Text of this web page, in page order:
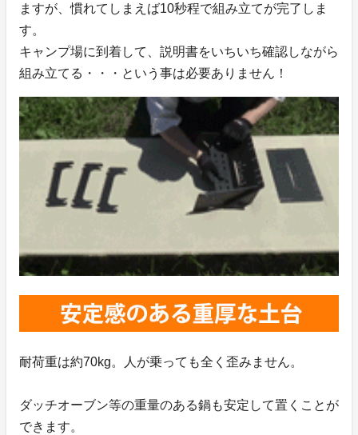
ますが、慣れてしまえば10秒程で組み立てが完了しま
す。
キャンプ場に到着して、説明書をいちいち確認しながら
組み立てる・・・という事は必要ありません！
耐荷重は約70kg。人が乗っても全く歪みません。
ダッチオーブン等の重量のある鍋も安定して置くことが
できます。